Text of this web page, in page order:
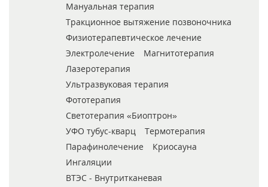
Мануальная терапия
Тракционное вытяжение позвоночника
Физиотерапевтическое лечение
Электролечение
Магнитотерапия
Лазеротерапия
Ультразвуковая терапия
Фототерапия
Светотерапия «Биоптрон»
УФО тубус-кварц
Термотерапия
Парафинолечение
Криосауна
Ингаляции
ВТЭС - Внутритканевая